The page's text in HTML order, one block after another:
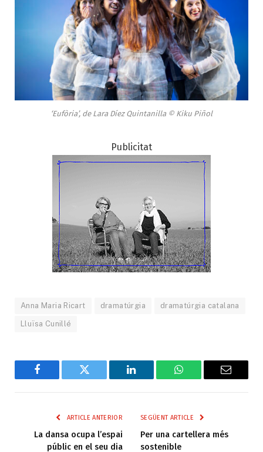
‘Eufòria’, de Lara Díez Quintanilla © Kiku Piñol
Publicitat
Anna Maria Ricart dramatúrgia dramatúrgia catalana
Lluïsa Cunillé
Facebook Twitter LinkedIn WhatsAppEmail
ARTICLE ANTERIOR
La dansa ocupa l’espai
públic en el seu dia
SEGÜENT ARTICLE
Per una cartellera més
sostenible